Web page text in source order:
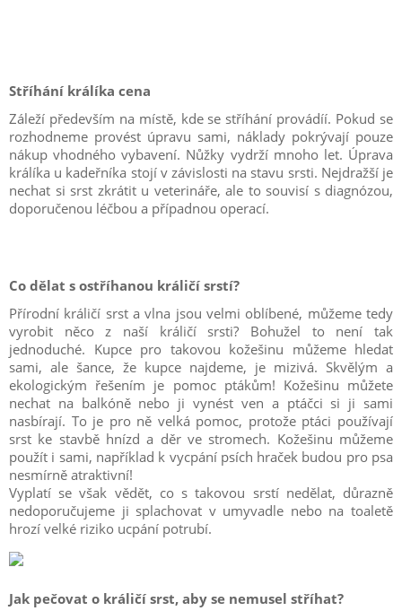
Stříhání králíka cena
Záleží především na místě, kde se stříhání provádíí. Pokud se
rozhodneme provést úpravu sami, náklady pokrývají pouze
nákup vhodného vybavení. Nůžky vydrží mnoho let. Úprava
králíka u kadeřníka stojí v závislosti na stavu srsti. Nejdražší je
nechat si srst zkrátit u veterináře, ale to souvisí s diagnózou,
doporučenou léčbou a případnou operací.
Co dělat s ostříhanou králičí srstí?
Přírodní králičí srst a vlna jsou velmi oblíbené, můžeme tedy
vyrobit něco z naší králičí srsti? Bohužel to není tak
jednoduché. Kupce pro takovou kožešinu můžeme hledat
sami, ale šance, že kupce najdeme, je mizivá. Skvělým a
ekologickým řešením je pomoc ptákům! Kožešinu můžete
nechat na balkóně nebo ji vynést ven a ptáčci si ji sami
nasbírají. To je pro ně velká pomoc, protože ptáci používají
srst ke stavbě hnízd a děr ve stromech. Kožešinu můžeme
použít i sami, například k vycpání psích hraček budou pro psa
nesmírně atraktivní!
Vyplatí se však vědět, co s takovou srstí nedělat, důrazně
nedoporučujeme ji splachovat v umyvadle nebo na toaletě
hrozí velké riziko ucpání potrubí.
Jak pečovat o králičí srst, aby se nemusel stříhat?